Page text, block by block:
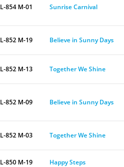
854 M-01 Sunrise Carnival
852 M-19 Believe in Sunny Days
852 M-13 Together We Shine
852 M-09 Believe in Sunny Days
852 M-03 Together We Shine
850 M-19 Happy Steps